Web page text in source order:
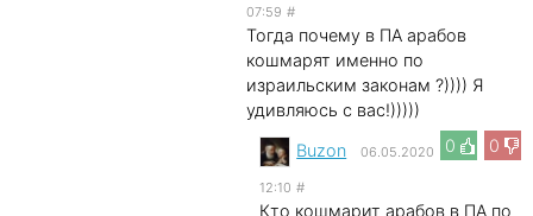
07:59 #
Тогда почему в ПА арабов
кошмарят именно по
израильским законам ?)))) Я
удивляюсь с вас!)))))
0
0
Buzon 06.05.2020
12:10 #
Кто кошмарит арабов в ПА по